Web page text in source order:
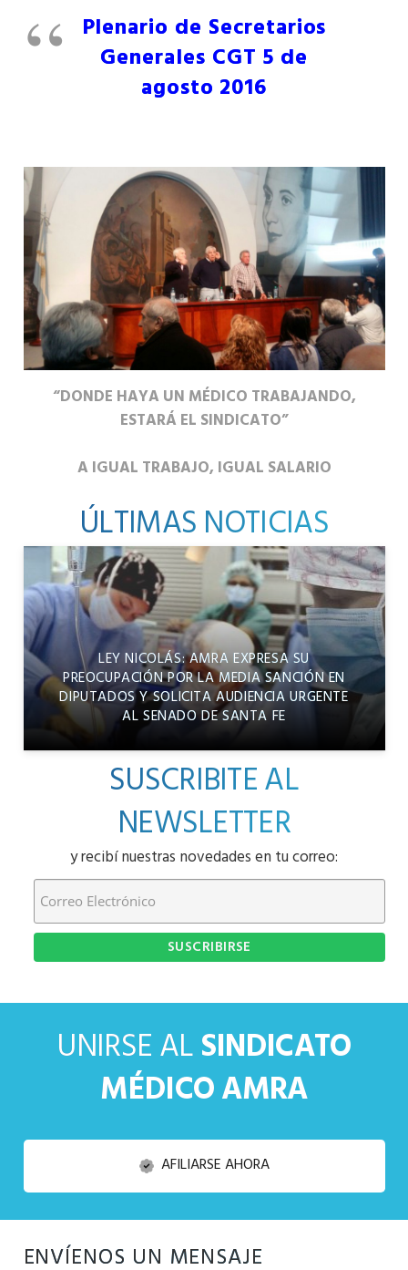
Plenario de Secretarios
Generales CGT 5 de
agosto 2016
“DONDE HAYA UN MÉDICO TRABAJANDO,
ESTARÁ EL SINDICATO”
A IGUAL TRABAJO, IGUAL SALARIO
ÚLTIMAS NOTICIAS
LEY NICOLÁS: AMRA EXPRESA SU
PREOCUPACIÓN POR LA MEDIA SANCIÓN EN
DIPUTADOS Y SOLICITA AUDIENCIA URGENTE
AL SENADO DE SANTA FE
SUSCRIBITE AL
NEWSLETTER
y recibí nuestras novedades en tu correo:
UNIRSE ALSINDICATO
MÉDICO AMRA
AFILIARSE AHORA
ENVÍENOS UN MENSAJE